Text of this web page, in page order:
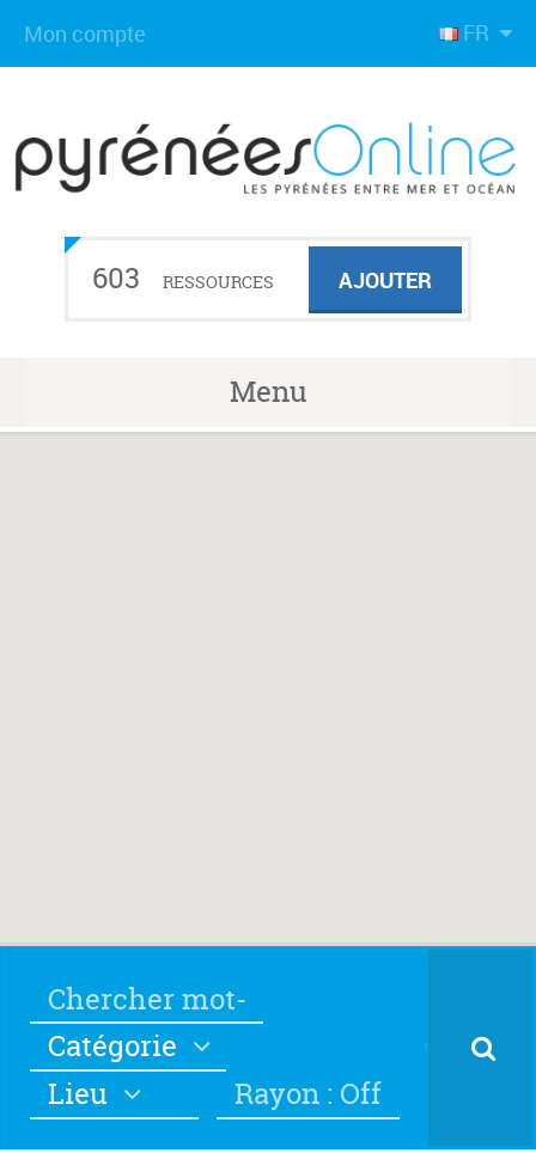
FR
Mon compte
603 RESSOURCES AJOUTER
Menu
Catégorie
Lieu
Rayon : Off